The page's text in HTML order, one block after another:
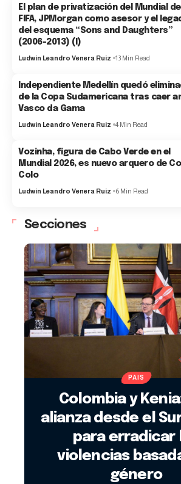
El plan de privatización del Mundial de
FIFA, JPMorgan como asesor y el
del esquema “Sons and Daughters”
(2006-2013) (I)
Ludwin Leandro Venera Ruiz 13 Min Read
Independiente Medellín quedó
de la Copa Sudamericana tras caer
Vasco da Gama
Ludwin Leandro Venera Ruiz 4 Min Read
Vozinha, figura de Cabo Verde en el
Mundial 2026, es nuevo arquero de
Colo
Ludwin Leandro Venera Ruiz 6 Min Read
Secciones
PAIS
Colombia y
alianza desde el
para erradicar
violencias
género